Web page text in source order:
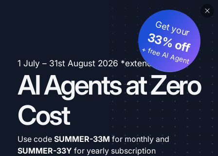
1 July – 31st August 2026 *extended
AI Agents at Zero
Cost
Get your
33% off
+ free AI Agent
Use code SUMMER-33M for monthly and
SUMMER-33Y for yearly subscription